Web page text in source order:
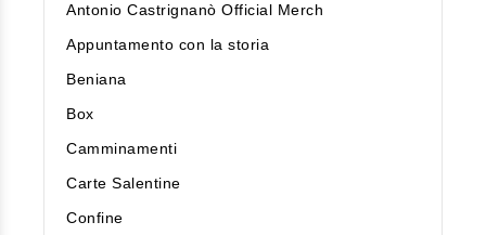
Antonio Castrignanò Official Merch
Appuntamento con la storia
Beniana
Box
Camminamenti
Carte Salentine
Confine